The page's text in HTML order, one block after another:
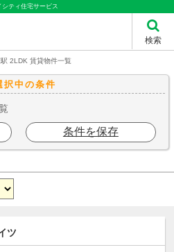
ティ住宅サービス
検索
2LDK 賃貸物件一覧
択中の条件
条件を保存
ツ